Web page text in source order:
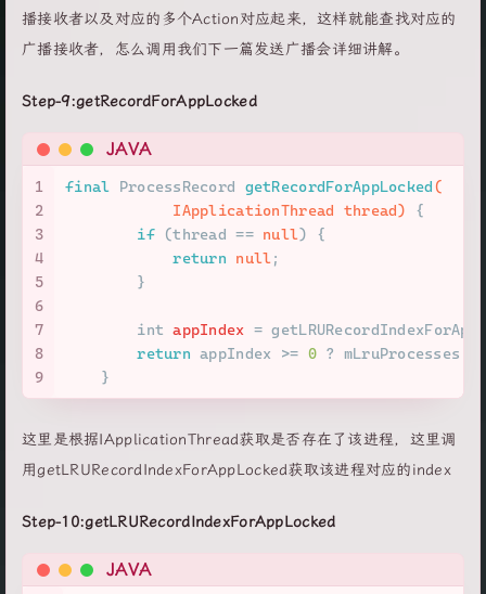
播接收者以及对应的多个Action对应起来，这样就能查找对应的
广播接收者，怎么调用我们下一篇发送广播会详细讲解。
Step-9:getRecordForAppLocked
JAVA
1
2
3
4
5
6
7
8
9
final ProcessRecord getRecordForAppLocked(
            IApplicationThread thread)
{
if (thread == null) {
return null ;
        }
int appIndex =
return appIndex >= 0 ?
    }
这里是根据IApplicationThread获取是否存在了该进程，这里调
用getLRURecordIndexForAppLocked获取该进程对应的index
Step-10:getLRURecordIndexForAppLocked
JAVA